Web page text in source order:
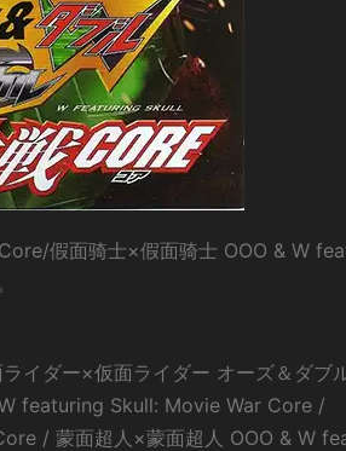
假面骑士×假面骑士 OOO & W
イダー×仮面ライダー オーズ＆ダブ
featuring Skull: Movie War Core /
/ 蒙面超人×蒙面超人 OOO & W